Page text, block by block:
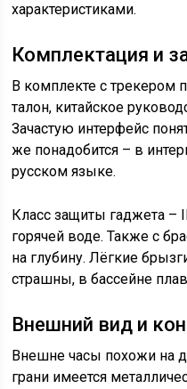
характеристиками.
Комплектация и
В комплекте с трекером
талон, китайское
Зачастую интерфейс
же понадобится – в
русском языке.
Класс защиты гаджета –
горячей воде. Также с
на глубину. Лёгкие
страшны, в бассейне
Внешний вид и
Внешне часы похожи на
грани имеется